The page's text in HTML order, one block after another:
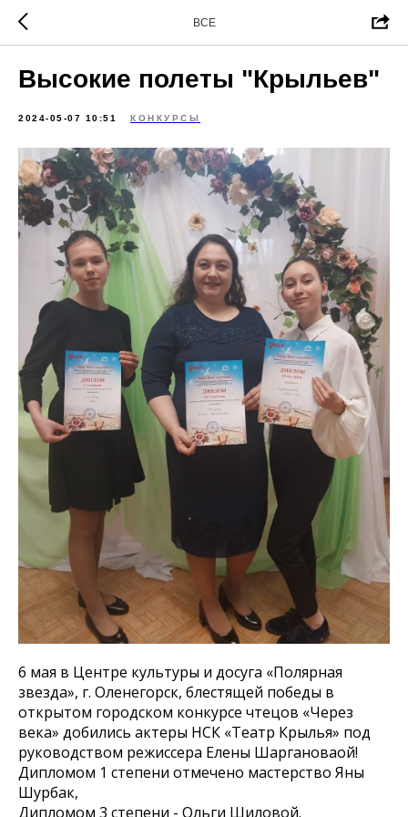
ВСЕ
Высокие полеты "Крыльев"
2024-05-07 10:51 КОНКУРСЫ
6 мая в Центре культуры и досуга «Полярная
звезда», г. Оленегорск, блестящей победы в
открытом городском конкурсе чтецов «Через
века» добились актеры НСК «Театр Крылья» под
руководством режиссера Елены Шаргановаой!
Дипломом 1 степени отмечено мастерство Яны
Шурбак,
Дипломом 3 степени - Ольги Шиловой.